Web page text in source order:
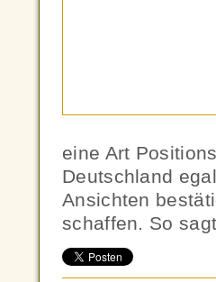
eine Art
Deutschland
Ansichten
schaffen. So